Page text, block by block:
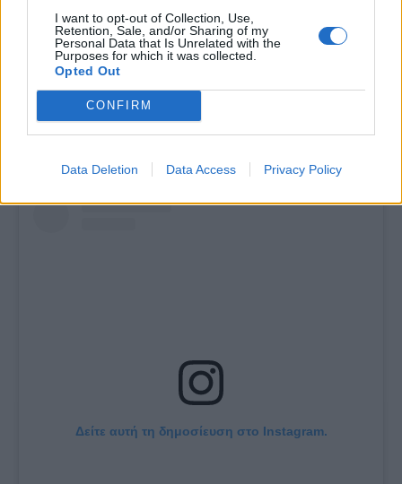
I want to opt-out of Collection, Use,
Retention, Sale, and/or Sharing of my
Personal Data that Is Unrelated with the
Purposes for which it was collected.
Opted Out
CONFIRM
Data Deletion Data Access Privacy Policy
Δείτε αυτή τη δημοσίευση στο Instagram.